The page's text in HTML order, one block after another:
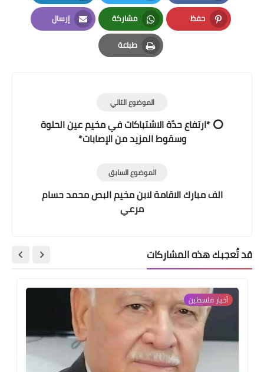
Facebook
Twitter
LinkedIn
حفظ
Pinterest
مشاركة
Whatsapp
إرسال
Email
طباعة
Print
الموضوع التالي
⭕ *ارتفاع حدّة الاشتباكات في مخيم عين الحلوة
وسقوط المزيد من الإصابات*
الموضوع السابق
الف مبارك الاقامة لابن مخيم البص محمد حسام
مرعي
قد تُعجبك هذه المشاركات
أخبار فلسطين